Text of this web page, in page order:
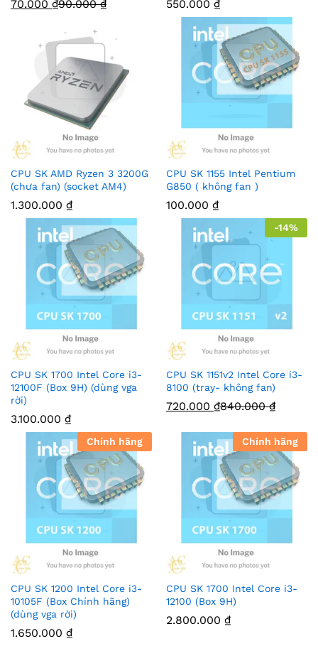
70.000 ₫90.000₫ 550.000 ₫
CPU SK AMD Ryzen 3 3200G
(chưa fan) (socket AM4)
1.300.000 ₫
CPU SK 1155 Intel Pentium
G850 ( không fan )
100.000 ₫
CPU SK 1700 Intel Core i3-
12100F (Box 9H) (dùng vga
rời)
3.100.000 ₫
-14%
CPU SK 1151v2 Intel Core i3-
8100 (tray- không fan)
720.000 ₫840.000₫
Chính hãng
CPU SK 1200 Intel Core i3-
10105F (Box Chính hãng)
(dùng vga rời)
1.650.000 ₫
Chính hãng
CPU SK 1700 Intel Core i3-
12100 (Box 9H)
2.800.000 ₫